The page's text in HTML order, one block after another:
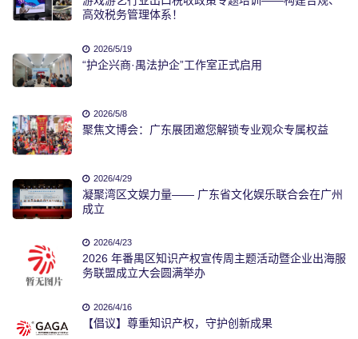
高效税务管理体系！
2026/5/19
“护企兴商·禺法护企”工作室正式启用
2026/5/8
聚焦文博会：广东展团邀您解锁专业观众专属权益
2026/4/29
凝聚湾区文娱力量—— 广东省文化娱乐联合会在广州
成立
2026/4/23
2026 年番禺区知识产权宣传周主题活动暨企业出海服
务联盟成立大会圆满举办
2026/4/16
【倡议】尊重知识产权，守护创新成果